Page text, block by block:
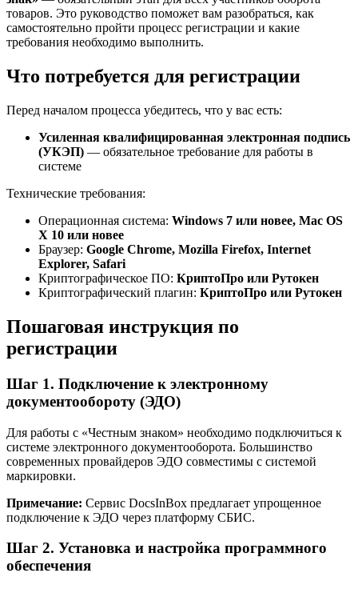
товаров. Это руководство поможет вам разобраться, как
самостоятельно пройти процесс регистрации и какие
требования необходимо выполнить.
Что потребуется для регистрации
Перед началом процесса убедитесь, что у вас есть:
Усиленная квалифицированная электронная подпись
(УКЭП) — обязательное требование для работы в
системе
Технические требования:
Операционная система: Windows 7 или новее, Mac OS
X 10 или новее
Браузер: Google Chrome, Mozilla Firefox, Internet
Explorer, Safari
Криптографическое ПО: КриптоПро или Рутокен
Криптографический плагин: КриптоПро или Рутокен
Пошаговая инструкция по
регистрации
Шаг 1. Подключение к электронному
документообороту (ЭДО)
Для работы с «Честным знаком» необходимо подключиться к
системе электронного документооборота. Большинство
современных провайдеров ЭДО совместимы с системой
маркировки.
Примечание: Сервис DocsInBox предлагает упрощенное
подключение к ЭДО через платформу СБИС.
Шаг 2. Установка и настройка программного
обеспечения